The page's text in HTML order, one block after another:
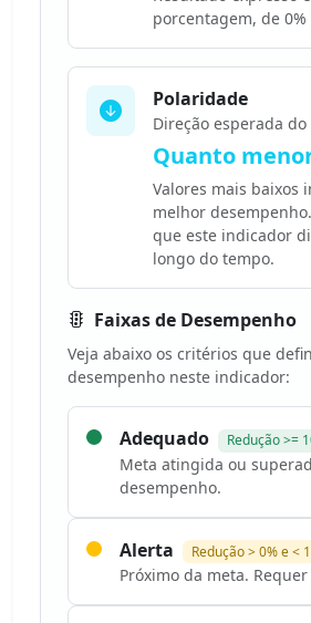
porcentagem, de 0%
Polaridade
Direção esperada
Quanto
Valores mais baixos
melhor
que este indicador
longo do tempo.
Faixas de Desempenho
Veja abaixo os critérios que
desempenho neste indicador:
Adequado Redução >=
Meta atingida ou
desempenho.
Alerta Redução > 0% e <
Próximo da meta.